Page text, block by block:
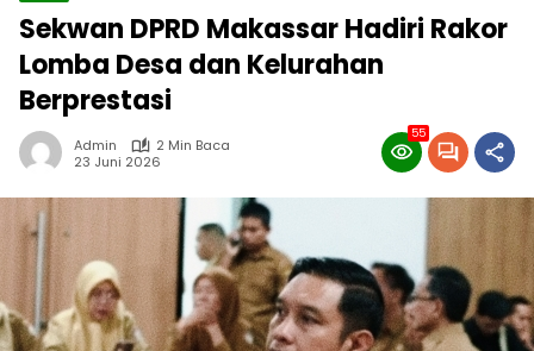
Sekwan DPRD Makassar Hadiri Rakor
Lomba Desa dan Kelurahan
Berprestasi
Admin
2 Min Baca
23 Juni 2026
55